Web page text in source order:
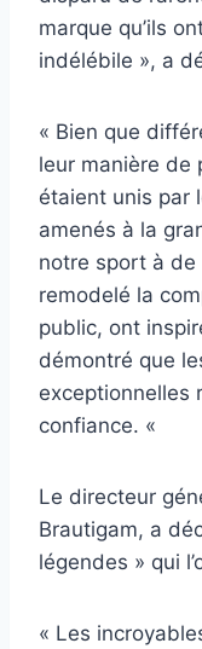
marque qu’ils
indélébile », a
« Bien que
leur manière de
étaient unis par
amenés à la
notre sport à
remodelé la
public, ont
démontré que
exceptionnelles
confiance. «
Le directeur
Brautigam, a
légendes » qui
« Les